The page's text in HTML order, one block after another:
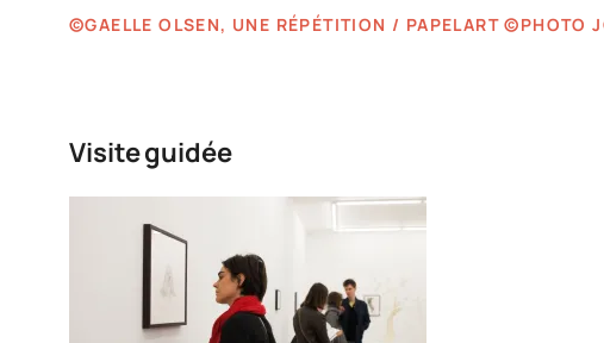
©GAELLE OLSEN, UNE RÉPÉTITION / PAPELART ©PHOTO
Visite guidée